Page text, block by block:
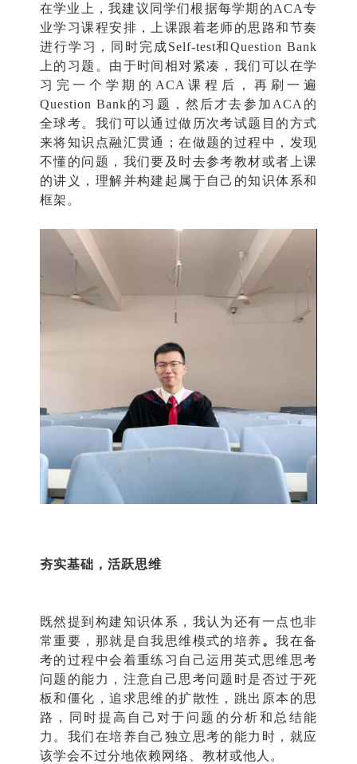
在学业上，我建议同学们根据每学期的ACA专
业学习课程安排，上课跟着老师的思路和节奏
进行学习，同时完成Self-test和Question Bank
上的习题。由于时间相对紧凑，我们可以在学
习完一个学期的ACA课程后，再刷一遍
Question Bank的习题，然后才去参加ACA的
全球考。我们可以通过做历次考试题目的方式
来将知识点融汇贯通；在做题的过程中，发现
不懂的问题，我们要及时去参考教材或者上课
的讲义，理解并构建起属于自己的知识体系和
框架。
夯实基础，活跃思维
既然提到构建知识体系，我认为还有一点也非
常重要，那就是自我思维模式的培养。我在备
考的过程中会着重练习自己运用英式思维思考
问题的能力，注意自己思考问题时是否过于死
板和僵化，追求思维的扩散性，跳出原本的思
路，同时提高自己对于问题的分析和总结能
力。我们在培养自己独立思考的能力时，就应
该学会不过分地依赖网络、教材或他人。